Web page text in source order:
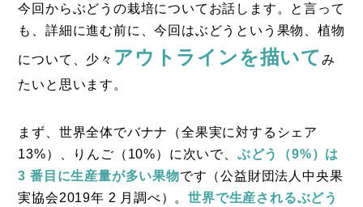
今回からぶどうの栽培についてお話します。と言って
も、詳細に進む前に、今回はぶどうという果物、植物
について、少々 アウトラインを描いて み
たいと思います。
まず、世界全体でバナナ（全果実に対するシェア
13%）、りんご（10%）に次いで、 ぶどう（9%）は
3 番目に生産量が多い果物です（公益財団法人中央果
実協会2019年 2 月調べ）。世界で生産されるぶどう